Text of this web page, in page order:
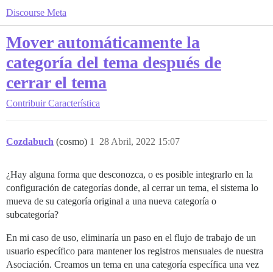
Discourse Meta
Mover automáticamente la
categoría del tema después de
cerrar el tema
Contribuir Característica
Cozdabuch (cosmo) 28 Abril, 2022 15:07
1
¿Hay alguna forma que desconozca, o es posible integrarlo en la
configuración de categorías donde, al cerrar un tema, el sistema lo
mueva de su categoría original a una nueva categoría o
subcategoría?
En mi caso de uso, eliminaría un paso en el flujo de trabajo de un
usuario específico para mantener los registros mensuales de nuestra
Asociación. Creamos un tema en una categoría específica una vez